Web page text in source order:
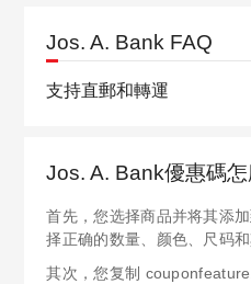
Jos. A. Bank FAQ
支持直郵和轉運
Jos. A. Bank優惠碼怎
首先，您选择商品并将其添
择正确的数量、颜色、尺码和
其次，您复制